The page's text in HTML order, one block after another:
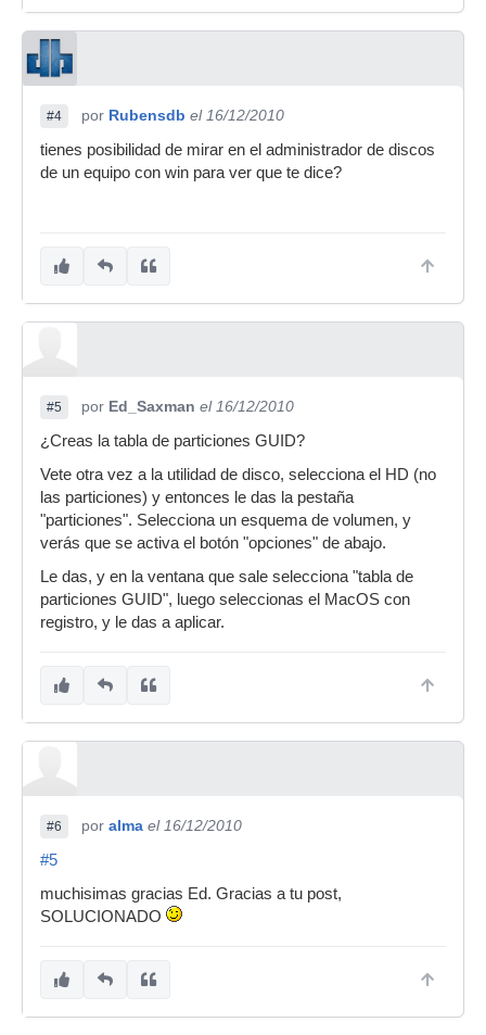
#4 por Rubensdb el 16/12/2010
tienes posibilidad de mirar en el administrador de discos
de un equipo con win para ver que te dice?
#5 por Ed_Saxman el 16/12/2010
¿Creas la tabla de particiones GUID?
Vete otra vez a la utilidad de disco, selecciona el HD (no
las particiones) y entonces le das la pestaña
"particiones". Selecciona un esquema de volumen, y
verás que se activa el botón "opciones" de abajo.
Le das, y en la ventana que sale selecciona "tabla de
particiones GUID", luego seleccionas el MacOS con
registro, y le das a aplicar.
#6 por alma el 16/12/2010
#5
muchisimas gracias Ed. Gracias a tu post,
SOLUCIONADO